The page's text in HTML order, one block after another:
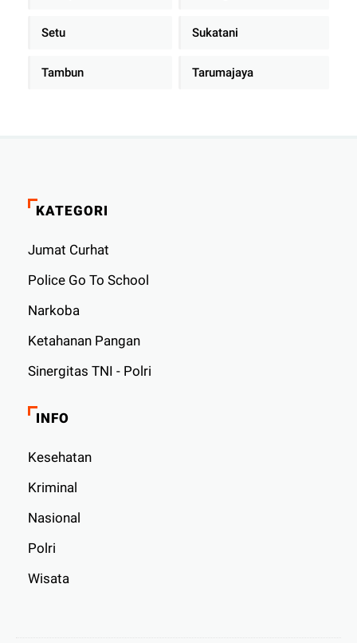
Setu Sukatani
Tambun Tarumajaya
KATEGORI
Jumat Curhat
Police Go To School
Narkoba
Ketahanan Pangan
Sinergitas TNI - Polri
INFO
Kesehatan
Kriminal
Nasional
Polri
Wisata